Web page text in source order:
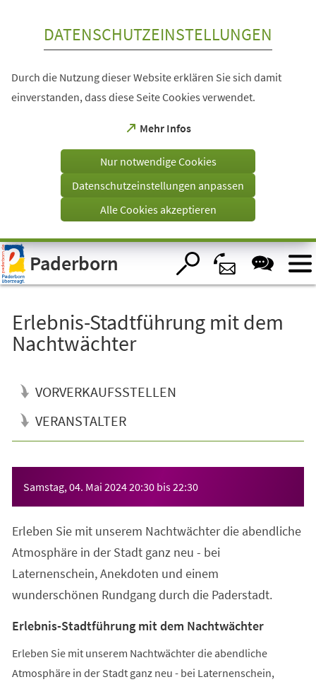
Visuelle
Assistenzsoftware
öffnen.
DATENSCHUTZEINSTELLUNGEN
Durch die Nutzung dieser Website erklären Sie sich damit
einverstanden, dass diese Seite Cookies verwendet.
Mehr Infos
(Öffnet
einem
Tab)
Nur notwendige Cookies
Datenschutzeinstellungen anpassen
Alle Cookies akzeptieren
Paderborn
Erlebnis-Stadtführung mit dem
Nachtwächter
VORVERKAUFSSTELLEN
VERANSTALTER
Samstag, 04. Mai 202420:30 bis22:30
Erleben Sie mit unserem Nachtwächter die abendliche
Atmosphäre in der Stadt ganz neu - bei
Laternenschein, Anekdoten und einem
wunderschönen Rundgang durch die Paderstadt.
Erlebnis-Stadtführung mit dem Nachtwächter
Erleben Sie mit unserem Nachtwächter die abendliche
Atmosphäre in der Stadt ganz neu - bei Laternenschein,